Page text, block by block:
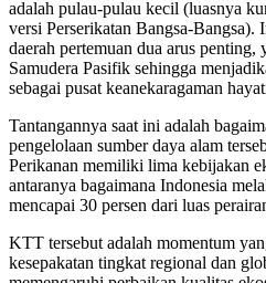
adalah pulau-pulau kecil (luasnya
versi Perserikatan Bangsa-Bangsa).
daerah pertemuan dua arus
Samudera Pasifik sehingga
sebagai pusat keanekaragaman
Tantangannya saat ini adalah
pengelolaan sumber daya alam
Perikanan memiliki lima kebijakan
antaranya bagaimana Indonesia
mencapai 30 persen dari luas
KTT tersebut adalah momentum
kesepakatan tingkat regional dan